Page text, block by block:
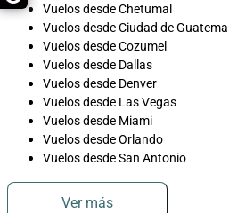
Vuelos desde Chetumal
Vuelos desde Ciudad de
Vuelos desde Cozumel
Vuelos desde Dallas
Vuelos desde Denver
Vuelos desde Las Vegas
Vuelos desde Miami
Vuelos desde Orlando
Vuelos desde San Antonio
Ver más